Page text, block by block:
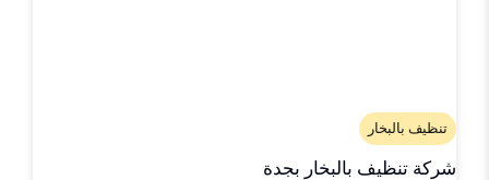
تنظيف بالبخار
شركة تنظيف بالبخار بجدة